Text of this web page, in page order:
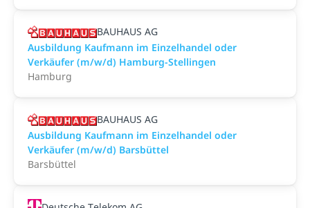
BAUHAUS AG
Ausbildung Kaufmann im Einzelhandel oder
Verkäufer (m/w/d) Hamburg-Stellingen
Hamburg
BAUHAUS AG
Ausbildung Kaufmann im Einzelhandel oder
Verkäufer (m/w/d) Barsbüttel
Barsbüttel